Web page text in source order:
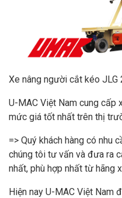
Xe nâng người cắt kéo JLG
U-MAC Việt Nam cung cấp
mức giá tốt nhất trên thị
=> Quý khách hàng có nhu
chúng tôi tư vấn và đưa ra
nhất, phù hợp nhất từ hãng
Hiện nay U-MAC Việt Nam